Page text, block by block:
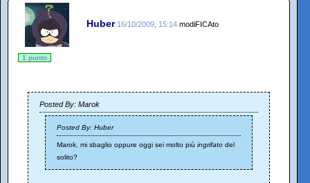
Huber 16/10/2009, 15:14 modiFICAto
1 punto
Posted By: Marok
Posted By: Huber
Marok, mi sbaglio oppure oggi sei molto più ingrifato del
solito?